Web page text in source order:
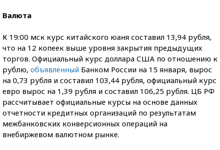
Валюта
К 19:00 мск курс китайского юаня составил 13,94 рубля,
что на 12 копеек выше уровня закрытия предыдущих
торгов. Официальный курс доллара США по отношению к
рублю, объявленный Банком России на 15 января, вырос
на 0,73 рубля и составил 103,44 рубля, официальный курс
евро вырос на 1,39 рубля и составил 106,25 рубля. ЦБ РФ
рассчитывает официальные курсы на основе данных
отчетности кредитных организаций по результатам
межбанковских конверсионных операций на
внебиржевом валютном рынке.